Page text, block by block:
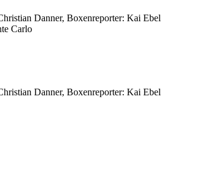
Danner, Boxenreporter: Kai Ebel
Carlo
Danner, Boxenreporter: Kai Ebel